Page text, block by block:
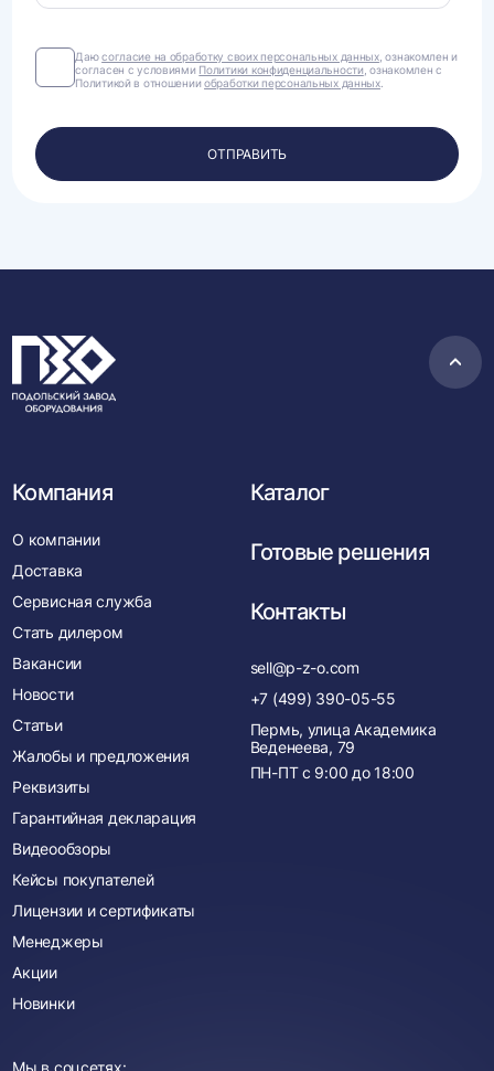
Даю
согласие
на
своих
персональных
данных.
Даюсогласие на обработку своих персональных данных, ознакомлен и
согласен с условиями Политики конфиденциальности , ознакомлен с
Политикой в отношенииобработки персональных данных.
ОТПРАВИТЬ
в
Компания
О компании
Доставка
Сервисная служба
Стать дилером
Вакансии
Новости
Статьи
Жалобы и предложения
Реквизиты
Гарантийная декларация
Видеообзоры
Кейсы покупателей
Лицензии и сертификаты
Менеджеры
Акции
Новинки
Каталог
Готовые решения
Контакты
sell@p-z-o.com
+7 (499) 390-05-55
Пермь, улица Академика
Веденеева, 79
ПН-ПТ с 9:00 до 18:00
Мы в соцсетях: